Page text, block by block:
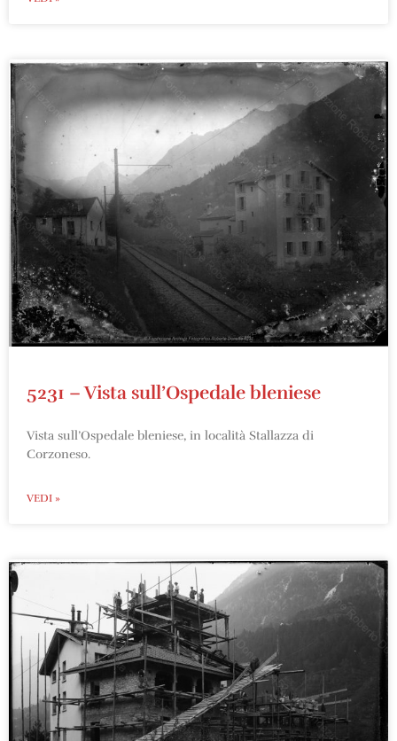
5231 – Vista sull’Ospedale bleniese
Vista sull’Ospedale bleniese, in località Stallazza di
Corzoneso.
VEDI »